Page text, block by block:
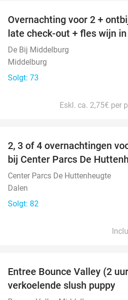
Overnachting voor 2 +
late check-out + fles wijn
De Bij Middelburg
Middelburg
Solgt: 73
Eskl. ca. 2,75€ per
2, 3 of 4 overnachtingen
bij Center Parcs De
Center Parcs De Huttenheugte
Dalen
Solgt: 82
Entree Bounce Valley (2
verkoelende slush puppy